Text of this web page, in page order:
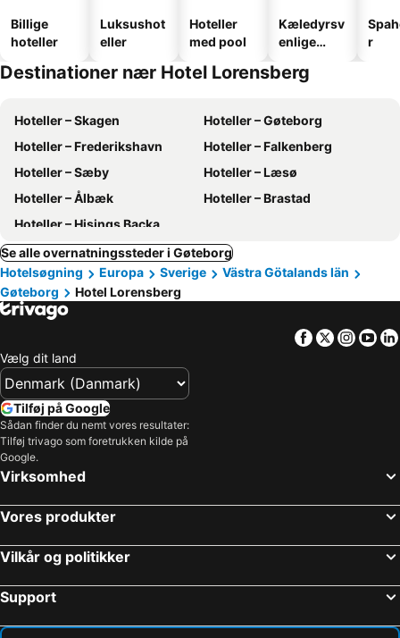
Billige
hoteller
Luksushot
eller
Hoteller
med pool
Kæledyrsv
enlige
r
Destinationer nær Hotel Lorensberg
Hoteller – Skagen
Hoteller – Gøteborg
Hoteller – Frederikshavn
Hoteller – Falkenberg
Hoteller – Sæby
Hoteller – Læsø
Hoteller – Ålbæk
Hoteller – Brastad
Hoteller – Hisings Backa
Se alle overnatningssteder i Gøteborg
Hotelsøgning
Europa Sverige
Västra Götalands län
Gøteborg
Hotel Lorensberg
Facebook
Twitter
Vælg dit land
Tilføj på Google
Sådan finder du nemt vores resultater:
Tilføj trivago som foretrukken kilde på
Google.
Virksomhed
Vores produkter
Vilkår og politikker
Support